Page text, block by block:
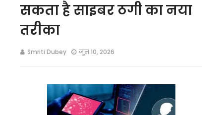
सकता है साइबर ठगी का नया
तरीका
Smriti Dubey जून 10, 2026